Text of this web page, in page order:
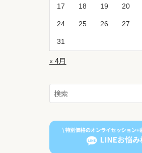
17 18 19 20
24 25 26 27
31
« 4月